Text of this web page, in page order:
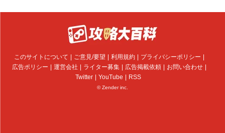
このサイトについて ご意見/要望 利用規約
プライバシーポリシー
広告ポリシー
運営会社 ライター募集 広告掲載依頼
お問い合わせ
Twitter
YouTube RSS
© Zender inc.